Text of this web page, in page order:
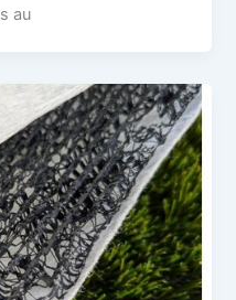
au